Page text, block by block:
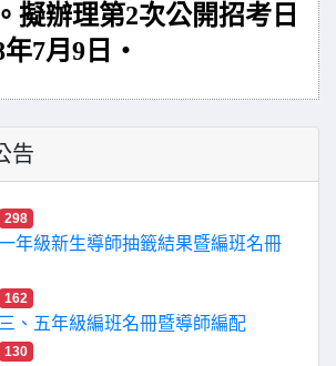
擬辦理第2次公開招考日
年7月9日‧
告
298
年級新生導師抽籤結果暨編班名冊
162
、五年級編班名冊暨導師編配
130